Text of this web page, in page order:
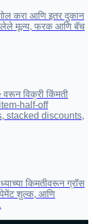
करा आणि इतर दुकान
केलेले मूल्य, फरक आणि बॅच
विक्री किंमती
half-off
stacked discounts,
किमतीवरून ग्रॉस
पेमेंट शुल्क, आणि